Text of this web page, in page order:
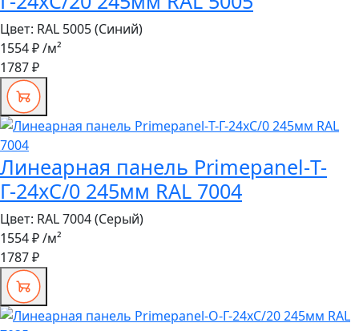
Цвет: RAL 5005 (Синий)
1554 ₽/м²
1787 ₽
Линеарная панель Primepanel-Т-
Г-24хС/0 245мм RAL 7004
Цвет: RAL 7004 (Серый)
1554 ₽/м²
1787 ₽